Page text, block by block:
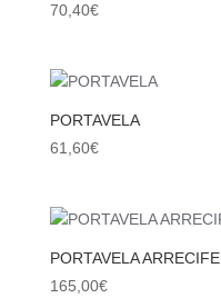
70,40€
PORTAVELA
61,60€
PORTAVELA ARRECIFE
165,00€